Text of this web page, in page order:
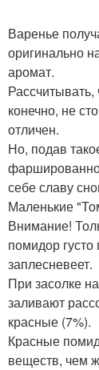
Варенье
оригинально
аромат.
конечно, не
отличен.
Но, подав
себе славу
Маленькие
Внимание!
помидор
заплесневеет.
При засолке
заливают
красные (7%).
Красные
веществ, чем